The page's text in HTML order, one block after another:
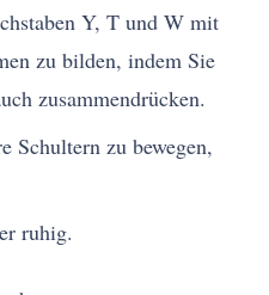
Y, T und W mit
zu bilden, indem Sie
zusammendrücken.
Schultern zu bewegen,
ruhig.